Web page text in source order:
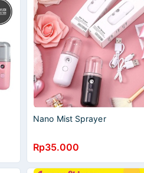
Nano Mist Sprayer
Rp35.000